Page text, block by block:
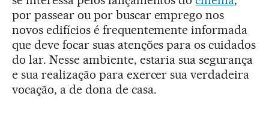
por passear ou por buscar emprego nos
novos edifícios é frequentemente informada
que deve focar suas atenções para os cuidados
do lar. Nesse ambiente, estaria sua segurança
e sua realização para exercer sua verdadeira
vocação, a de dona de casa.